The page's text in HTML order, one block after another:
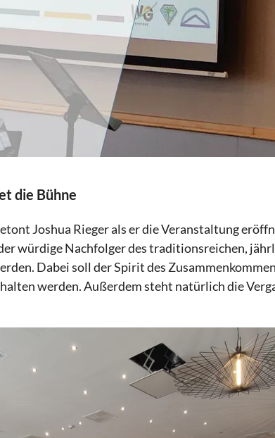
die Bühne
Joshua Rieger als er die Veranstaltung
würdige Nachfolger des traditionsreichen,
Dabei soll der Spirit des
werden. Außerdem steht natürlich die